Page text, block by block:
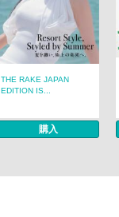
THE RAKE JAPAN
EDITION IS...
購入